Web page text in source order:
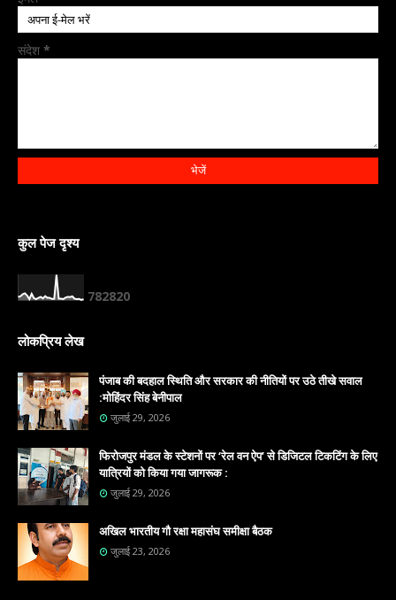
संदेश *
कुल पेज दृश्य
782820
लोकप्रिय लेख
पंजाब की बदहाल स्थिति और सरकार की नीतियों पर उठे तीखे सवाल
:मोहिंदर सिंह बेनीपाल
जुलाई 29, 2026
फिरोजपुर मंडल के स्टेशनों पर ‘रेल वन ऐप’ से डिजिटल टिकटिंग के लिए
यात्रियों को किया गया जागरूक :
जुलाई 29, 2026
अखिल भारतीय गौ रक्षा महासंघ समीक्षा बैठक
जुलाई 23, 2026